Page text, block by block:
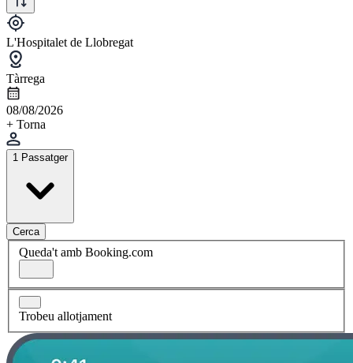
L'Hospitalet de Llobregat
Tàrrega
08/08/2026
+ Torna
1 Passatger
Cerca
Queda't amb Booking.com
Trobeu allotjament